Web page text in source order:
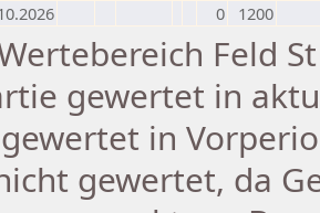
0 1200
Feld
gewertet in
in
gewertet, da